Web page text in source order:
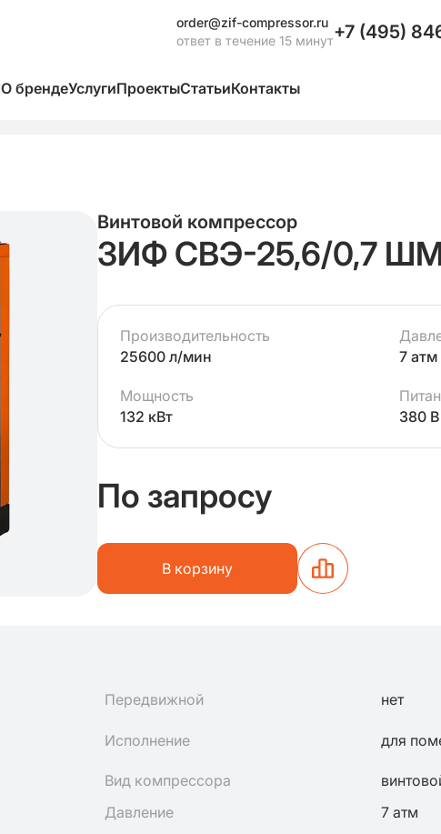
order@zif-compressor.ru
ответ в течение 15 минут+7 (495)
О брендеУслугиПроектыСтатьиКонтакты
Винтовой компрессор
ЗИФ СВЭ-25,6/0,7
Производительность
25600 л/мин
7 атм
Мощность
132 кВт
380 В
По запросу
В корзину
Передвижной
нет
Исполнение для
Вид компрессора
Давление
7 атм